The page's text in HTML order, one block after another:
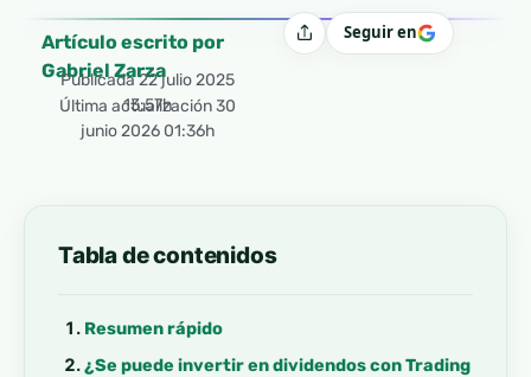
Artículo escrito por
Gabriel Zarza
Publicada22 julio 2025
13:57h
Última actualización 30
junio 2026 01:36h
CompartirSeguir en
Tabla de contenidos
Resumen rápido
¿Se puede invertir en dividendos con Trading